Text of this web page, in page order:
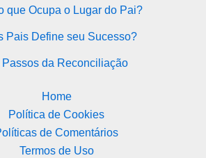
que Ocupa o Lugar do Pai?
Pais Define seu Sucesso?
Passos da Reconciliação
Home
Política de Cookies
de Comentários
Termos de Uso